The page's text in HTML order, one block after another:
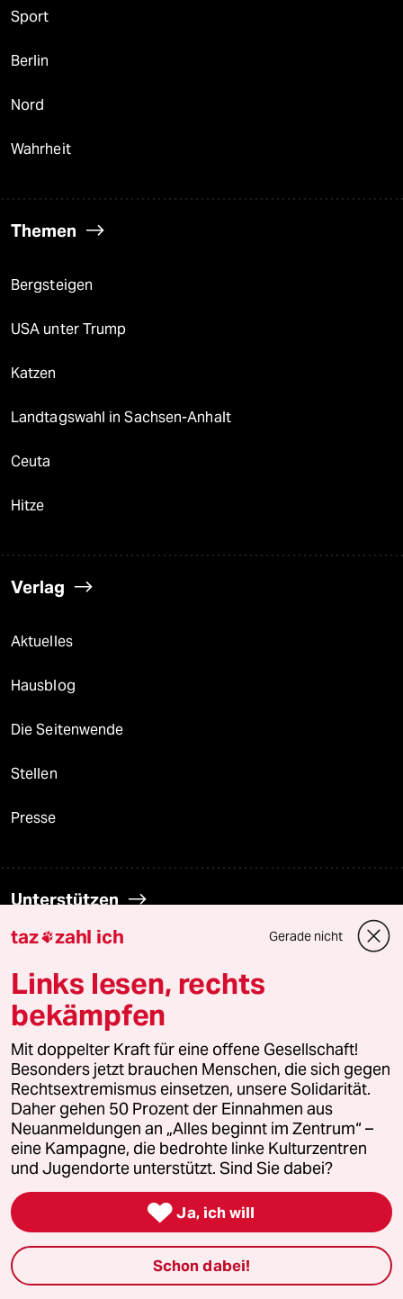
Sport
Berlin
Nord
Wahrheit
Themen
Bergsteigen
USA unter Trump
Katzen
Landtagswahl in Sachsen-Anhalt
Ceuta
Hitze
Verlag
Aktuelles
Hausblog
Die Seitenwende
Stellen
Presse
Unterstützen
genossenschaft
taz zahl ich
recherchefonds ausland
panterstiftung
panterpreis 2026
Podcast
taz zahl ich Gerade nicht
Links lesen, rechts
bekämpfen
Mit doppelter Kraft für eine offene Gesellschaft!
Besonders jetzt brauchen Menschen, die sich gegen
Rechtsextremismus einsetzen, unsere Solidarität.
Daher gehen 50 Prozent der Einnahmen aus
Neuanmeldungen an „Alles beginnt im Zentrum“ –
eine Kampagne, die bedrohte linke Kulturzentren
und Jugendorte unterstützt. Sind Sie dabei?
 Ja, ich will
Schon dabei!